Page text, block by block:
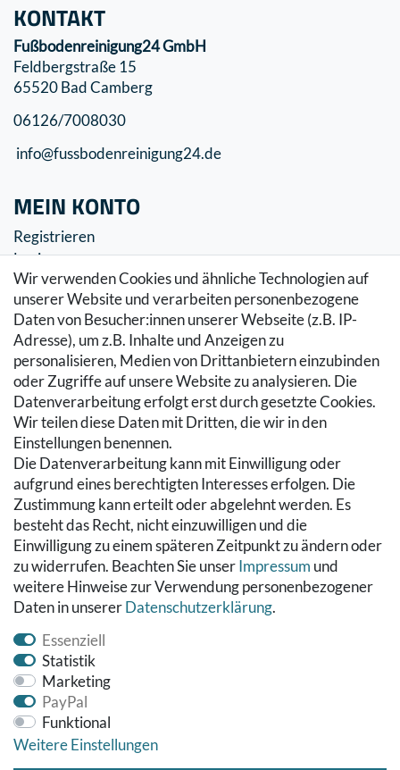
Wir verwenden Cookies und ähnliche Technologien auf
unserer Website und verarbeiten personenbezogene
Daten von Besucher:innen unserer Webseite (z.B. IP-
Adresse), um z.B. Inhalte und Anzeigen zu
personalisieren, Medien von Drittanbietern einzubinden
oder Zugriffe auf unsere Website zu analysieren. Die
Datenverarbeitung erfolgt erst durch gesetzte Cookies.
Wir teilen diese Daten mit Dritten, die wir in den
Einstellungen benennen.
Die Datenverarbeitung kann mit Einwilligung oder
aufgrund eines berechtigten Interesses erfolgen. Die
Zustimmung kann erteilt oder abgelehnt werden. Es
besteht das Recht, nicht einzuwilligen und die
Einwilligung zu einem späteren Zeitpunkt zu ändern oder
zu widerrufen. Beachten Sie unserImpressum und
weitere Hinweise zur Verwendung personenbezogener
Daten in unsererDaten­schutz­erklärung.
Essenziell
Statistik
Marketing
PayPal
Funktional
Weitere Einstellungen
KONTAKT
Fußbodenreinigung24 GmbH
Feldbergstraße 15
65520 Bad Camberg
06126/7008030
info@fussbodenreinigung24.de
MEIN KONTO
Registrieren
Login
SERVICE
Zahlung & Versand
Warenkorb
Zur Kasse
Hilfe
RECHTLICHES
Kontakt
Datenschutzerklärung
AGB
Impressum
Hinweise zur Batterieentsorgung
Widerrufs­recht
Vertrag widerrufen
© Copyright 2026 Fußbodenreinigung24 GmbH | Alle Rechte